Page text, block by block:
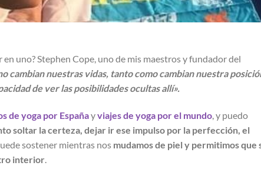
uno? Stephen Cope, uno de mis maestros y fundador del
cambian nuestras vidas, tanto como cambian nuestra
de ver las posibilidades ocultas allí».
de yoga por Españayviajes de yoga por el mundo, y puedo
soltar la certeza, dejar ir ese impulso por la perfección, el
sostener mientras nos mudamos de piel y permitimos que
interior.